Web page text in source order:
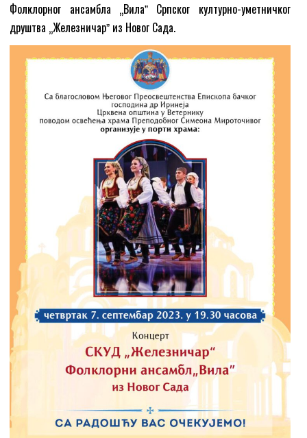
Фолклорног ансамбла „Вилаˮ Српског културно-уметничког
друштва „Железничарˮ из Новог Сада.